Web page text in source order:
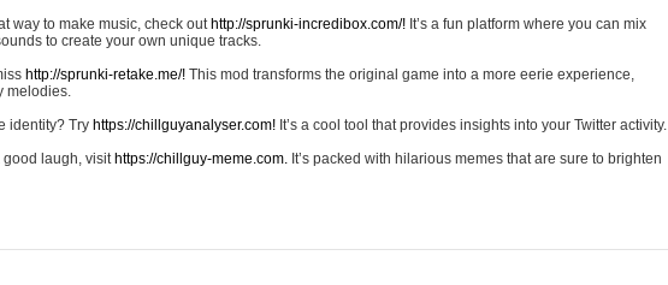
way to make music, check out http://sprunki-incredibox.com/! It’s a fun platform where you can mix
to create your own unique tracks.
http://sprunki-retake.me/! This mod transforms the original game into a more eerie experience,
melodies.
identity? Try https://chillguyanalyser.com! It’s a cool tool that provides insights into your Twitter activity.
good laugh, visit https://chillguy-meme.com. It’s packed with hilarious memes that are sure to brighten